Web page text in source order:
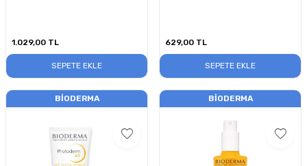
1.029,00 TL
SEPETE EKLE
629,00 TL
SEPETE EKLE
BIODERMA BIODERMA